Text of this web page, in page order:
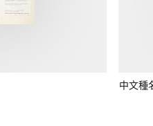
中文種